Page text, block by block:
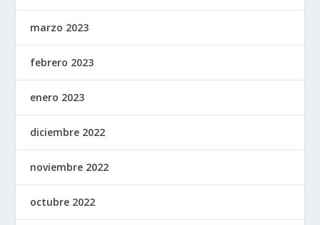
marzo 2023
febrero 2023
enero 2023
diciembre 2022
noviembre 2022
octubre 2022